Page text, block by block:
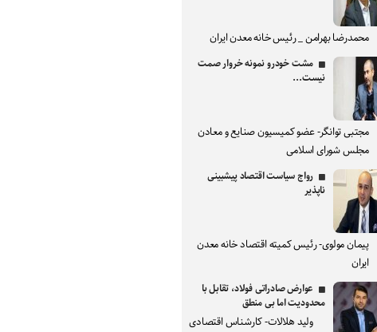
محمدرضا بهرامن _ رئیس خانه معدن ایران
مشت خودرو نمونه خروار صمت
نیست...
مجتبی توانگر- عضو کمیسیون صنایع و معادن
مجلس شورای اسلامی
رواج سیاست اقتصاد پیشبینی
ناپذیر
پیمان مولوی- رئیس کمیته اقتصاد خانه معدن
ایران
عوارض صادراتی فولاد، تقابل با
محدودیت اما بی منطق
ولید هلالات- کارشناس اقتصادی